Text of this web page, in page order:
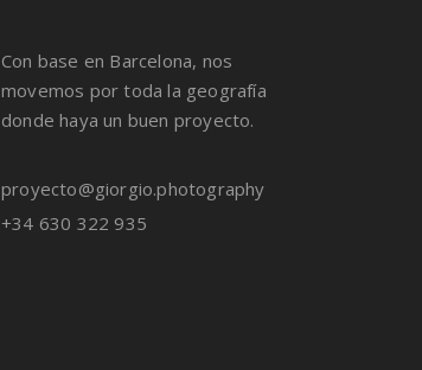
Con base en Barcelona, nos
movemos por toda la geografía
donde haya un buen proyecto.
proyecto@giorgio.photography
+34 630 322 935